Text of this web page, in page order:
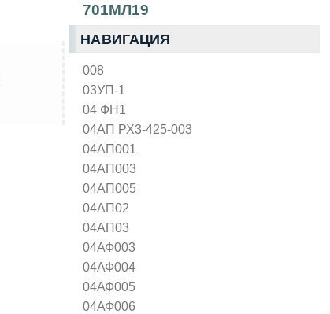
701МЛ19
НАВИГАЦИЯ
008
03УП-1
04 ФН1
04АП РХ3-425-003
04АП001
04АП003
04АП005
04АП02
04АП03
04АФ003
04АФ004
04АФ005
04АФ006